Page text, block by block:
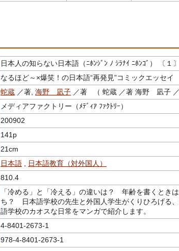
日本人の知らない日本語（ﾆﾎﾝｼﾞﾝ ﾉ ｼﾗﾅｲ ﾆﾎﾝｺﾞ） 〔１〕
なるほど～×爆笑！の日本語“再発見”コミックエッセイ
蛇蔵 ／著, 海野 凪子 ／著 （ 蛇蔵 ／著 海野 凪子
メディアファクトリー（ﾒﾃﾞｨｱ ﾌｧｸﾄﾘｰ）
200902
141p
21cm
日本語
日本語教育（対外国人）
810.4
「冷める」と「冷える」の違いは？ 年齢を書くとき
ち？ 日本語学校の先生と外国人学生がくりひろげる
語学校のカオスな日常をマンガで紹介します。
4-8401-2673-1
978-4-8401-2673-1